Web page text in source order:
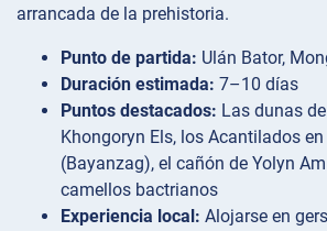
arrancada de la prehistoria.
Punto de partida: Ulán Bator,
Duración estimada: 7–10 días
Puntos destacados: Las dunas
Khongoryn Els, los Acantilados
(Bayanzag), el cañón de Yolyn
camellos bactrianos
Experiencia local: Alojarse en